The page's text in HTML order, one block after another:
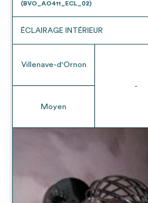
(BVO_AO411_ECL_02)
ÉCLAIRAGE INTÉRIEUR
Villenave-d'Ornon
Moyen
-